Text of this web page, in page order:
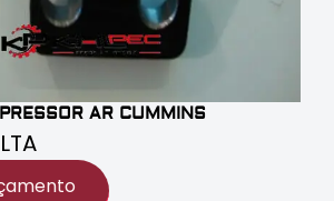
AR CUMMINS